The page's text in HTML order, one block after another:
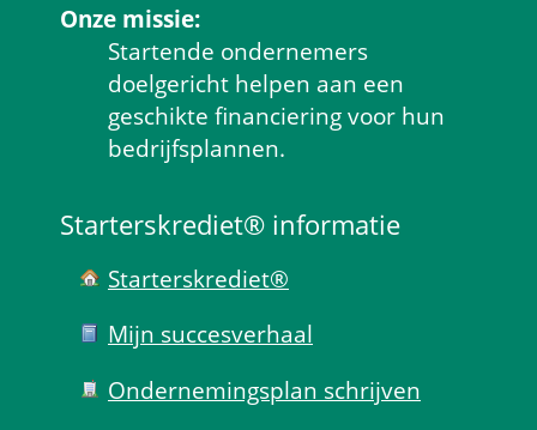
Onze missie:
Startende ondernemers
doelgericht helpen aan een
geschikte financiering voor hun
bedrijfsplannen.
Starterskrediet® informatie
Starterskrediet®
Mijn succes­verhaal
Ondernemings­plan schrijven